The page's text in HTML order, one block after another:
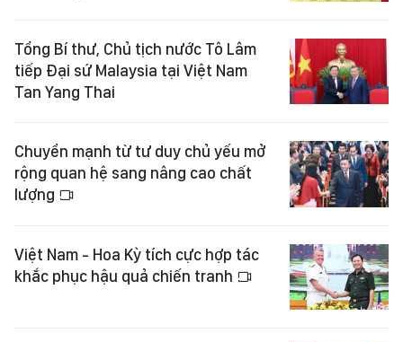
Tổng Bí thư, Chủ tịch nước Tô Lâm
tiếp Đại sứ Malaysia tại Việt Nam
Tan Yang Thai
Chuyển mạnh từ tư duy chủ yếu mở
rộng quan hệ sang nâng cao chất
lượng
Việt Nam - Hoa Kỳ tích cực hợp tác
khắc phục hậu quả chiến tranh